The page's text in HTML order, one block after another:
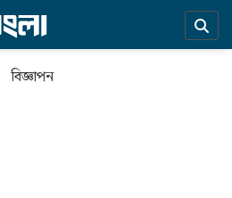
বিজ্ঞাপন